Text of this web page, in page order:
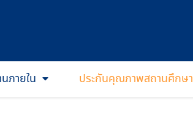
ภายใน ประกันคุณภาพสถานศึกษา